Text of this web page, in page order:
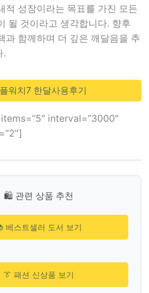
적 성장이라는 목표를 가진 모든
될 것이라고 생각합니다. 향후
과 함께하며 더 깊은 깨달음을 추
.
워치7 한달사용후기
interval=”3000″
🛍️ 관련 상품 추천
베스트셀러 도서 보기
👔 패션 신상품 보기